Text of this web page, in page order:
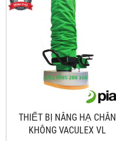
THIẾT BỊ NÂNG HẠ CHÂN
KHÔNG VACULEX VL